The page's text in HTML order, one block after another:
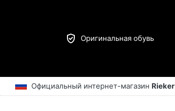
Оригинальная обувь
Официальный интернет-магазин Rieker